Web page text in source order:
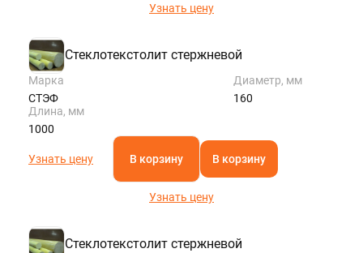
Узнать цену
Стеклотекстолит стержневой
Марка
СТЭФ
Диаметр, мм
160
Длина, мм
1000
Узнать цену В корзину В корзину
Узнать цену
Стеклотекстолит стержневой